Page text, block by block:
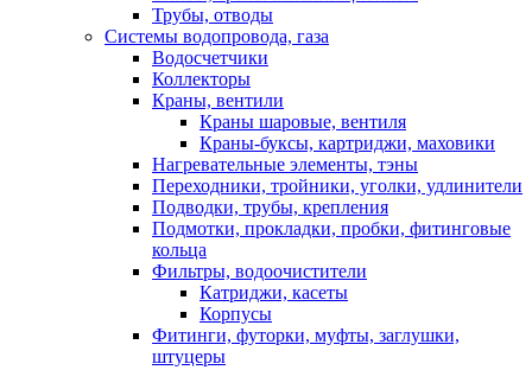
Трубы, отводы
Системы водопровода, газа
Водосчетчики
Коллекторы
Краны, вентили
Краны шаровые, вентиля
Краны-буксы, картриджи, маховики
Нагревательные элементы, тэны
Переходники, тройники, уголки, удлинители
Подводки, трубы, крепления
Подмотки, прокладки, пробки, фитинговые
кольца
Фильтры, водоочистители
Катриджи, касеты
Корпусы
Фитинги, футорки, муфты, заглушки,
штуцеры